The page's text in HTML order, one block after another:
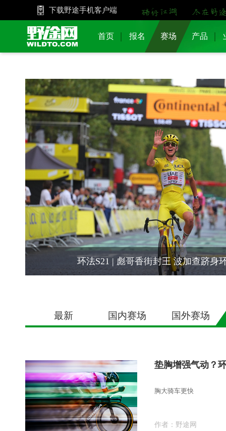
下载野途手机客户端
首页 报名 赛场 产品
环法S21 | 彪哥香街封王 波加查跻身
最新 国内赛场 国外赛场
垫胸增强气动？
胸大骑车更快
作者： 野途网